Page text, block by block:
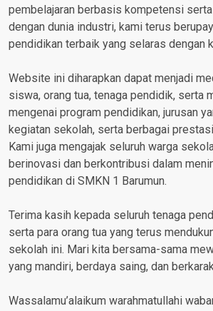
pembelajaran berbasis kompetensi
dengan dunia industri, kami terus
pendidikan terbaik yang selaras dengan
Website ini diharapkan dapat menjadi
siswa, orang tua, tenaga pendidik, serta
mengenai program pendidikan, jurusan
kegiatan sekolah, serta berbagai
Kami juga mengajak seluruh warga
berinovasi dan berkontribusi dalam
pendidikan di SMKN 1 Barumun.
Terima kasih kepada seluruh tenaga
serta para orang tua yang terus
sekolah ini. Mari kita bersama-sama
yang mandiri, berdaya saing, dan
Wassalamu’alaikum warahmatullahi